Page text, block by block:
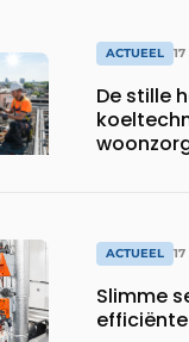
ACTUEEL
De stille
ACTUEEL
Slimme